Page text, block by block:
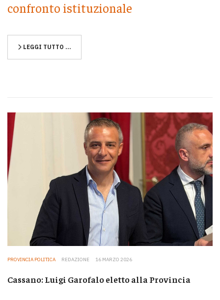
confronto istituzionale
LEGGI TUTTO …
PROVINCIA POLITICA REDAZIONE 16 MARZO 2026
Cassano: Luigi Garofalo eletto alla Provincia